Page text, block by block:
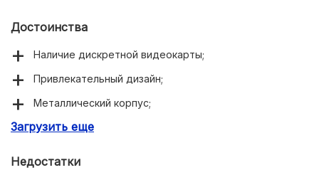
Достоинства
Наличие дискретной видеокарты;
Привлекательный дизайн;
Металлический корпус;
Высокая производительность;
Загрузить еще
Недостатки